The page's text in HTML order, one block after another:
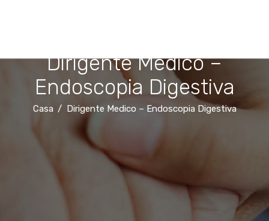
Dirigente Medico –
Endoscopia Digestiva
Casa Dirigente Medico – Endoscopia Digestiva